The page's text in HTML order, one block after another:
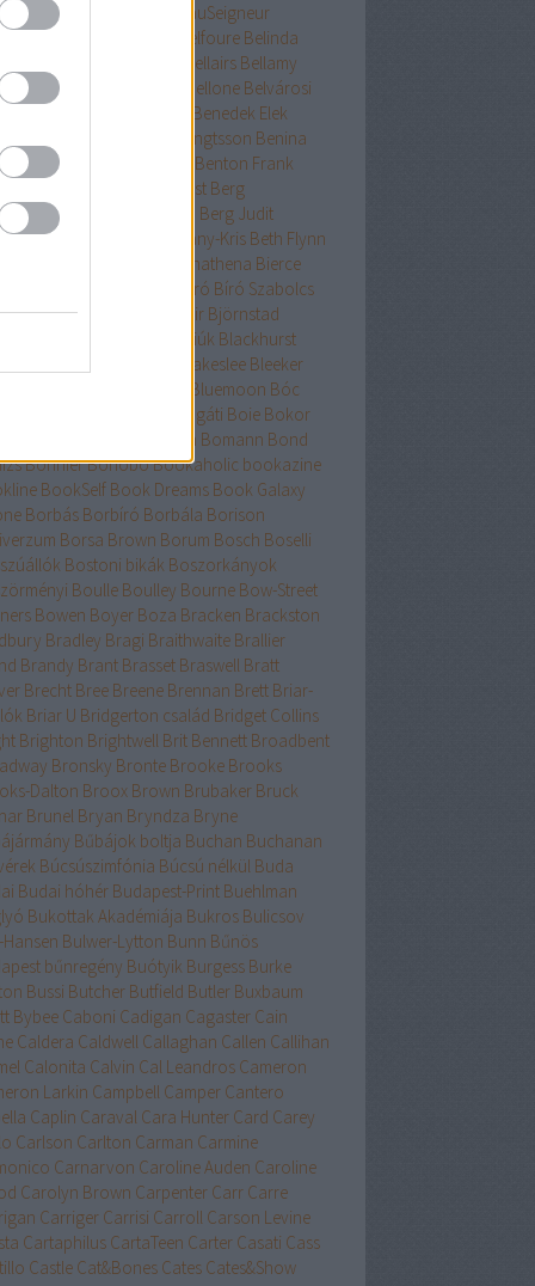
Williams
BeauSeigneur
Stowe
Belfoure Belinda
Bellairs Bellamy
Belle Bellinger-nővérek Bellone Belvárosi
Benedek Elek
Bengtsson Benina
Benkő
Benton Frank
Berest Berg
Berg Judit
Berry Bethany-Kris Beth Flynn
Bhathena Bierce
Bíró Bíró Szabolcs
BissellBjork Björnsdóttir Björnstad
Blackhawk fiúk Blackhurst
Blakeslee Bleeker
Bluemoon Bóc
Bogáti Boie Bokor
Bolton Bomann Bond
BonnierBonobóBookaholic bookazine
BookSelf Book Dreams Book Galaxy
Borbás Borbíró Borbála Borison
Borsa Brown Borum Bosch Boselli
Bostoni bikák Boszorkányok
Boulle Boulley Bourne Bow-Street
Bowen Boyer Boza Bracken Brackston
Bradley Bragi Braithwaite Brallier
Brandy Brant Brasset Braswell Bratt
Brecht Bree Breene Brennan Brett Briar-
Briar U Bridgerton család Bridget Collins
Brighton Brightwell Brit Bennett Broadbent
Bronsky Bronte Brooke Brooks
Dalton Broox Brown Brubaker Bruck
Brunel Bryan Bryndza Bryne
Bűbájok boltja Buchan Buchanan
Búcsúszimfónia Búcsú nélkül Buda
Budai hóhér Budapest-Print Buehlman
Bukottak Akadémiája Bukros Bulicsov
Bulwer-Lytton Bunn Bűnös
bűnregény Buótyik Burgess Burke
Bussi Butcher Butfield Butler Buxbaum
Bybee Caboni Cadigan Cagaster Cain
Caldera Caldwell Callaghan Callen Callihan
Calonita Calvin Cal Leandros Cameron
Larkin Campbell Camper Cantero
Caplin Caraval Cara Hunter Card Carey
Carlson Carlton Carman Carmine
Carnarvon Caroline Auden Caroline
Carolyn Brown Carpenter Carr Carre
Carriger Carrisi Carroll Carson Levine
Cartaphilus CartaTeen Carter Casati Cass
Castle Cat&Bones Cates Cates&Show